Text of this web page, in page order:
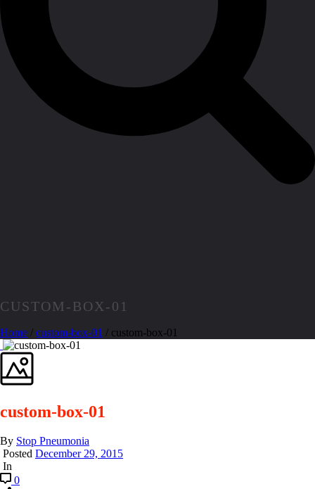
CUSTOM-BOX-01
Home / custom-box-01 / custom-box-01
custom-box-01
By Stop Pneumonia
Posted December 29, 2015
In
0